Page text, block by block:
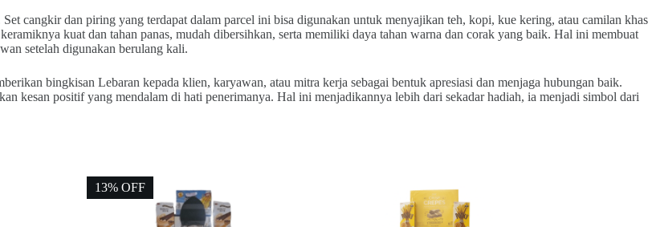
cangkir dan piring yang terdapat dalam parcel ini bisa digunakan untuk menyajikan teh, kopi, kue kering, atau camilan khas
kuat dan tahan panas, mudah dibersihkan, serta memiliki daya tahan warna dan corak yang baik. Hal ini membuat
setelah digunakan berulang kali.
bingkisan Lebaran kepada klien, karyawan, atau mitra kerja sebagai bentuk apresiasi dan menjaga hubungan baik.
kesan positif yang mendalam di hati penerimanya. Hal ini menjadikannya lebih dari sekadar hadiah, ia menjadi simbol dari
13% OFF